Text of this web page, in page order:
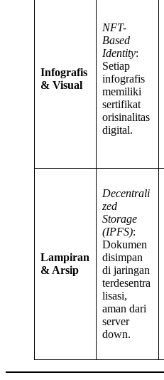
Infografis
& Visual
NFT-
Based
Identity:
Setiap
infografis
memiliki
sertifikat
orisinalitas
digital.
Lampiran
& Arsip
Decentrali
zed
Storage
(IPFS):
Dokumen
disimpan
di jaringan
terdesentra
lisasi,
aman dari
server
down.